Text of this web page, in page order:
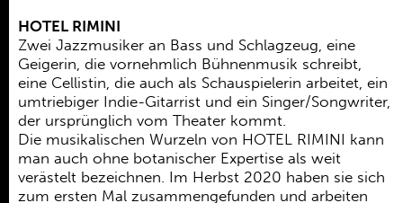
HOTEL RIMINI
Zwei Jazzmusiker an Bass und Schlagzeug, eine
Geigerin, die vornehmlich Bühnenmusik schreibt,
eine Cellistin, die auch als Schauspielerin arbeitet, ein
umtriebiger Indie-Gitarrist und ein Singer/Songwriter,
der ursprünglich vom Theater kommt.
Die musikalischen Wurzeln von HOTEL RIMINI kann
man auch ohne botanischer Expertise als weit
verästelt bezeichnen. Im Herbst 2020 haben sie sich
zum ersten Mal zusammengefunden und arbeiten